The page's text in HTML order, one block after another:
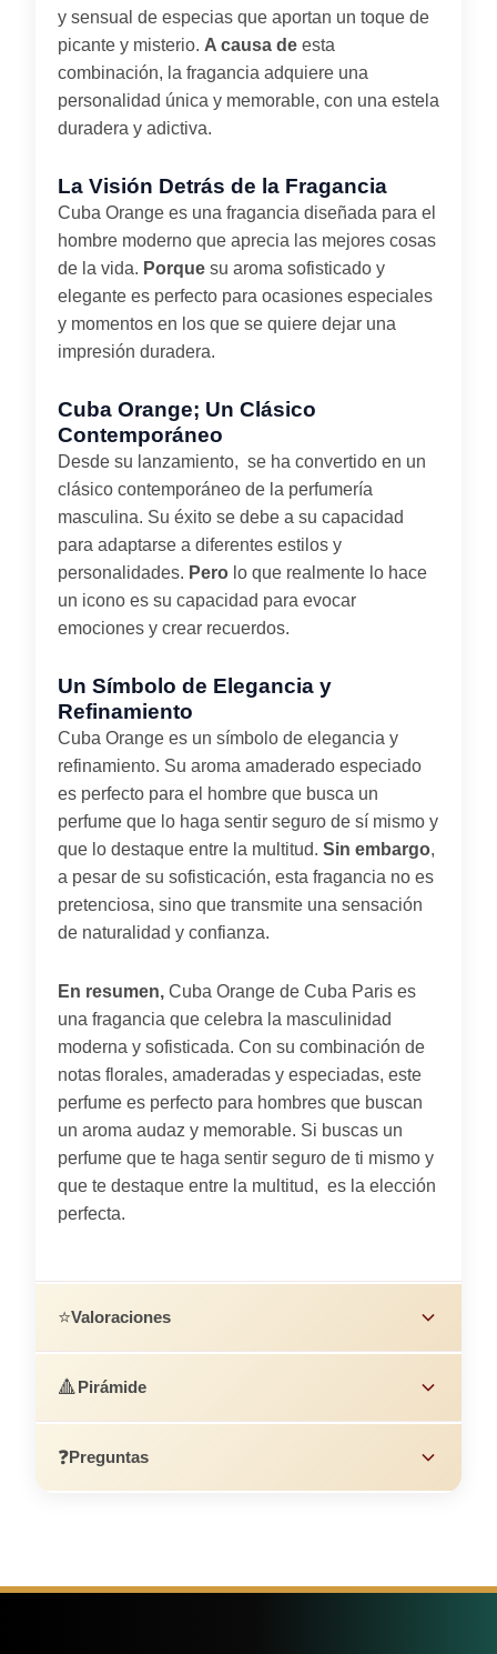
y sensual de especias que aportan un toque de
picante y misterio. A causa de esta
combinación, la fragancia adquiere una
personalidad única y memorable, con una estela
duradera y adictiva.
La Visión Detrás de la Fragancia
Cuba Orange es una fragancia diseñada para el
hombre moderno que aprecia las mejores cosas
de la vida. Porque su aroma sofisticado y
elegante es perfecto para ocasiones especiales
y momentos en los que se quiere dejar una
impresión duradera.
Cuba Orange; Un Clásico
Contemporáneo
Desde su lanzamiento, se ha convertido en un
clásico contemporáneo de la perfumería
masculina. Su éxito se debe a su capacidad
para adaptarse a diferentes estilos y
personalidades. Pero lo que realmente lo hace
un icono es su capacidad para evocar
emociones y crear recuerdos.
Un Símbolo de Elegancia y
Refinamiento
Cuba Orange es un símbolo de elegancia y
refinamiento. Su aroma amaderado especiado
es perfecto para el hombre que busca un
perfume que lo haga sentir seguro de sí mismo y
que lo destaque entre la multitud. Sin embargo,
a pesar de su sofisticación, esta fragancia no es
pretenciosa, sino que transmite una sensación
de naturalidad y confianza.
En resumen, Cuba Orange de Cuba Paris es
una fragancia que celebra la masculinidad
moderna y sofisticada. Con su combinación de
notas florales, amaderadas y especiadas, este
perfume es perfecto para hombres que buscan
un aroma audaz y memorable. Si buscas un
perfume que te haga sentir seguro de ti mismo y
que te destaque entre la multitud, es la elección
perfecta.
⭐Valoraciones
🔺Pirámide
❓Preguntas